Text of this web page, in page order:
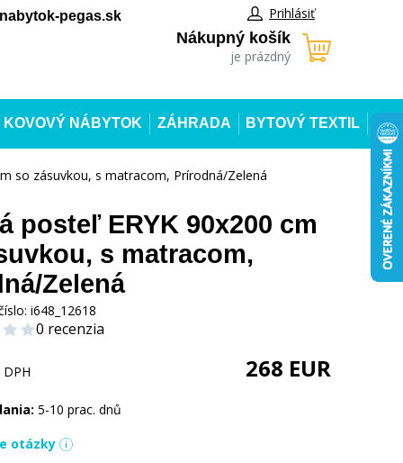
pegas.sk Prihlásiť
Nákupný košík
je prázdný
KOVOVÝ NÁBYTOK ZÁHRADA BYTOVÝ TEXTIL
so zásuvkou, s matracom, Prírodná/Zelená
posteľ ERYK 90x200 cm
s matracom,
Zelená
i648_12618
0 recenzia
268 EUR
5-10 prac. dnů
otázky